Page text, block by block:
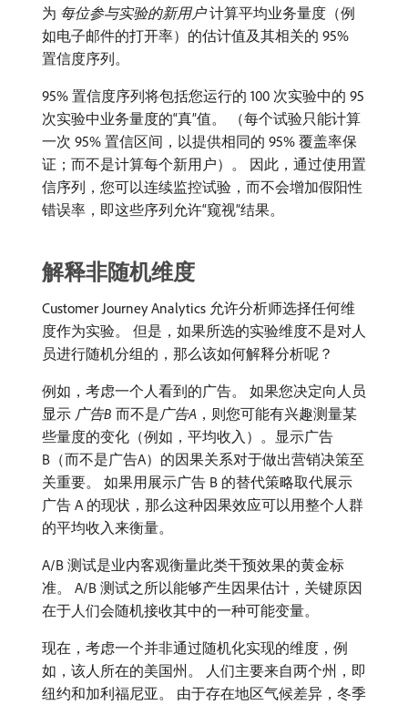
为​ 每位参与实验的新用户​计算平均业务量度（例
如电子邮件的打开率）的估计值及其相关的 95%
置信度序列。
95% 置信度序列将包括您运行的 100 次实验中的 95
次实验中业务量度的“真”值。 （每个试验只能计算
一次 95% 置信区间，以提供相同的 95% 覆盖率保
证；而不是计算每个新用户）。 因此，通过使用置
信序列，您可以连续监控试验，而不会增加假阳性
错误率，即这些序列允许“窥视”结果。
解释非随机维度
Customer Journey Analytics 允许分析师选择任何维
度作为实验。 但是，如果所选的实验维度不是对人
员进行随机分组的，那么该如何解释分析呢？
例如，考虑一个人看到的广告。 如果您决定向人员
显示​ 广告B ​而不是​广告A ，则您可能有兴趣测量某
些量度的变化（例如，平均收入）。显示广告
B（而不是广告A）的因果关系对于做出营销决策至
关重要。 如果用展示广告 B 的替代策略取代展示
广告 A 的现状，那么这种因果效应可以用整个人群
的平均收入来衡量。
A/B 测试是业内客观衡量此类干预效果的黄金标
准。 A/B 测试之所以能够产生因果估计，关键原因
在于人们会随机接收其中的一种可能变量。
现在，考虑一个并非通过随机化实现的维度，例
如，该人所在的美国州。 人们主要来自两个州，即
纽约和加利福尼亚。 由于存在地区气候差异，冬季